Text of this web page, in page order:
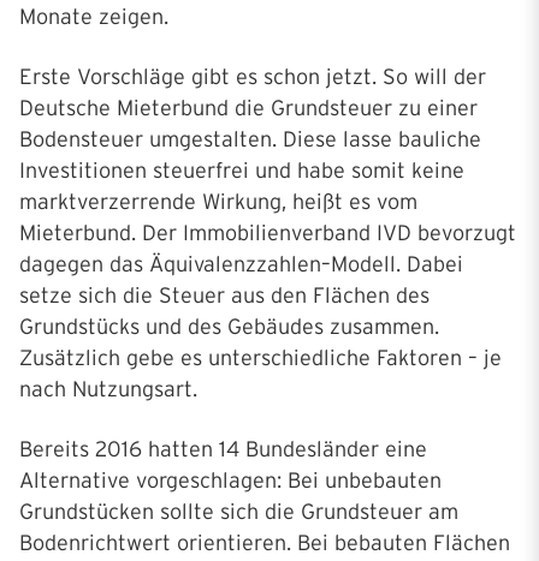
Monate zeigen.
Erste Vorschläge gibt es schon jetzt. So will der
Deutsche Mieterbund die Grundsteuer zu einer
Bodensteuer umgestalten. Diese lasse bauliche
Investitionen steuerfrei und habe somit keine
marktverzerrende Wirkung, heißt es vom
Mieterbund. Der Immobilienverband IVD bevorzugt
dagegen das Äquivalenzzahlen–Modell. Dabei
setze sich die Steuer aus den Flächen des
Grundstücks und des Gebäudes zusammen.
Zusätzlich gebe es unterschiedliche Faktoren – je
nach Nutzungsart.
Bereits 2016 hatten 14 Bundesländer eine
Alternative vorgeschlagen: Bei unbebauten
Grundstücken sollte sich die Grundsteuer am
Bodenrichtwert orientieren. Bei bebauten Flächen